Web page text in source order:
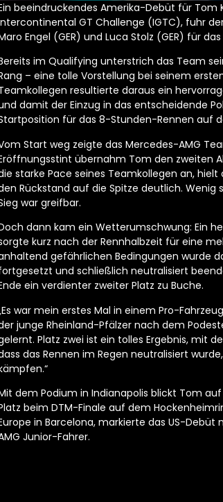
beeindruckendes Amerika-Debüt für Tom
GT Challenge (IGTC), fuhr
Engel (GER) und Luca Stolz (GER) für
im Qualifying unterstrich das Team
– eine tolle Vorstellung bei seinem
resultierte daraus ein
damit der Einzug in das entscheidende
für das 8-Stunden-Rennen auf
Start weg zeigte das Mercedes-AMG
übernahm Tom den zweiten
starke Pace seines Teamkollegen an,
Rückstand auf die Spitze deutlich. Wenig
war greifbar.
dann kam ein Wetterumschwung: Ein
kurz nach der Rennhalbzeit für eine
gefährlichen Bedingungen wurde
und schließlich neutralisiert
ein verdienter zweiter Platz zu Buche.
war mein erstes Mal in einem Pro-
junge Rheinland-Pfälzer nach dem
Platz zwei ist ein tolles Ergebnis, mit
das Rennen im Regen neutralisiert
dem Podium in Indianapolis blickt Tom
beim DTM-Finale auf dem
in Barcelona, markierte das US-
Junior-Fahrer.